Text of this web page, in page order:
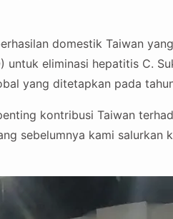
domestik Taiwan
untuk eliminasi hepatitis C.
yang ditetapkan pada
kontribusi Taiwan
sebelumnya kami salurkan